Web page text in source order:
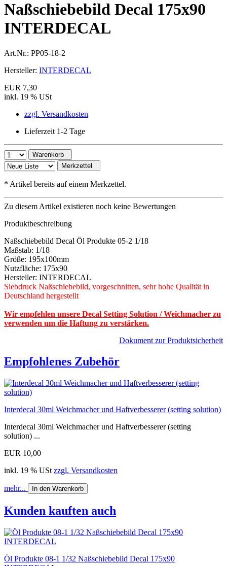
Naßschiebebild Decal 175x90
INTERDECAL
Art.Nr.: PP05-18-2
Hersteller: INTERDECAL
EUR 7,30
inkl. 19 % USt
zzgl. Versandkosten
Lieferzeit 1-2 Tage
Warenkorb
Merkzettel
* Artikel bereits auf einem Merkzettel.
Zu diesem Artikel existieren noch keine Bewertungen
Produktbeschreibung
Naßschiebebild Decal Öl Produkte 05-2 1/18
Maßstab: 1/18
Größe: 195x100mm
Nutzfläche: 175x90
Hersteller: INTERDECAL
Siebdruck Naßschiebebild, vorgeschnitten, sehr hohe Qualität in
Deutschland hergestellt
Wir empfehlen unsere Decal Setting Solution / Weichmacher zu
verwenden um die Haftung zu verstärken.
Dokument zur Produktsicherheit
Empfohlenes Zubehör
Interdecal 30ml Weichmacher und Haftverbesserer (setting solution)
Interdecal 30ml Weichmacher und Haftverbesserer (setting
solution) ...
EUR 10,00
inkl. 19 % USt zzgl. Versandkosten
mehr... In den Warenkorb
Kunden kauften auch
Öl Produkte 08-1 1/32 Naßschiebebild Decal 175x90